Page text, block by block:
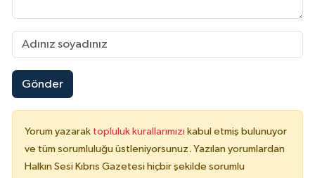
Gönder
Yorum yazarak topluluk kurallarımızı kabul etmiş bulunuyor
ve tüm sorumluluğu üstleniyorsunuz. Yazılan yorumlardan
Halkın Sesi Kıbrıs Gazetesi hiçbir şekilde sorumlu